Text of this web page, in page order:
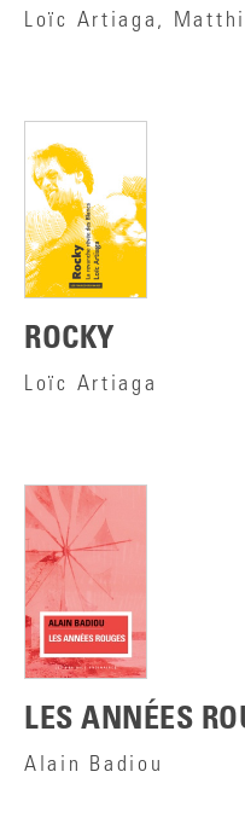
Loïc Artiaga,
ROCKY
Loïc Artiaga
LES ANNÉES
Alain Badiou